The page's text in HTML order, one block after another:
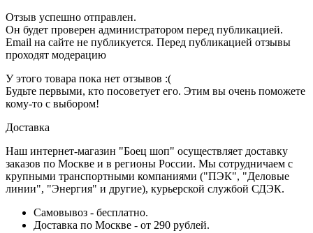
Отзыв успешно отправлен.
Он будет проверен администратором перед публикацией.
Email на сайте не публикуется. Перед публикацией отзывы
проходят модерацию
У этого товара пока нет отзывов :(
Будьте первыми, кто посоветует его. Этим вы очень поможете
кому-то с выбором!
Доставка
Наш интернет-магазин "Боец шоп" осуществляет доставку
заказов по Москве и в регионы России. Мы сотрудничаем с
крупными транспортными компаниями ("ПЭК", "Деловые
линии", "Энергия" и другие), курьерской службой СДЭК.
Самовывоз - бесплатно.
Доставка по Москве - от 290 рублей.